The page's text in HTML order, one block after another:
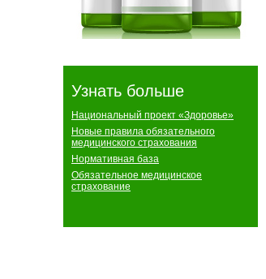
Узнать больше
Национальный проект «Здоровье»
Новые правила обязательного
медицинского страхования
Нормативная база
Обязательное медицинское
страхование